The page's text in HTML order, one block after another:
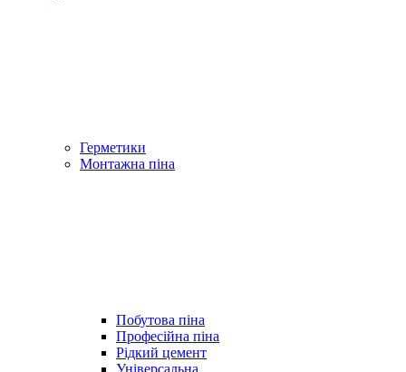
Герметики
Монтажна піна
Побутова піна
Професійна піна
Рідкий цемент
Універсальна